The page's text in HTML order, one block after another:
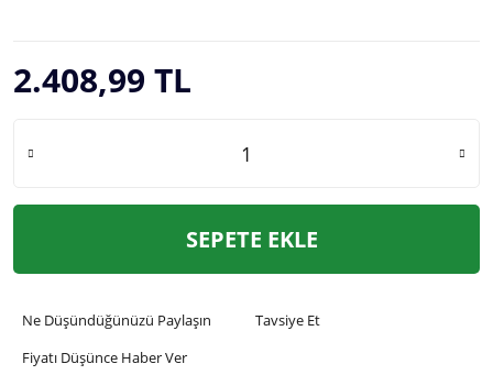
2.408,99 TL
SEPETE EKLE
Ne Düşündüğünüzü Paylaşın
Tavsiye Et
Fiyatı Düşünce Haber Ver